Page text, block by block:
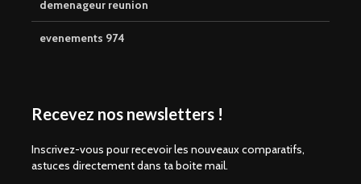
demenageur reunion
evenements 974
Recevez nos newsletters !
Inscrivez-vous pour recevoir les nouveaux comparatifs,
astuces directement dans ta boite mail.